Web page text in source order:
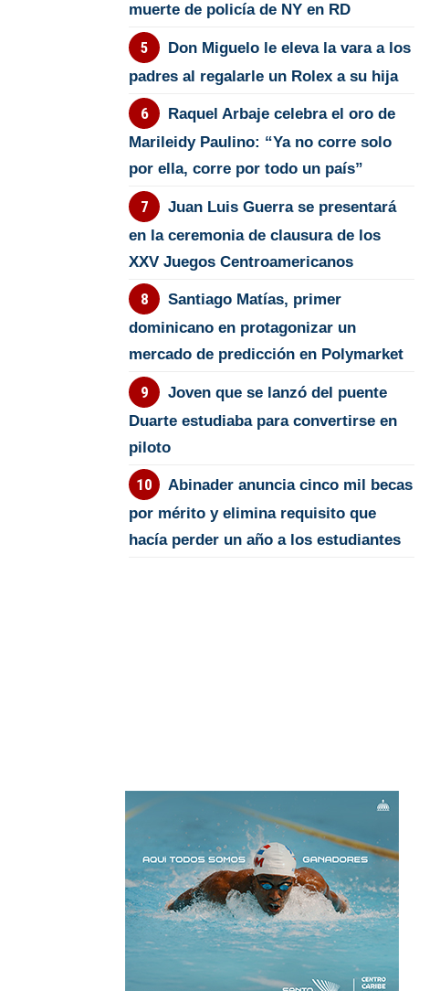
muerte de policía de NY en RD
Don Miguelo le eleva la vara a los
padres al regalarle un Rolex a su hija
Raquel Arbaje celebra el oro de
Marileidy Paulino: “Ya no corre solo
por ella, corre por todo un país”
Juan Luis Guerra se presentará
en la ceremonia de clausura de los
XXV Juegos Centroamericanos
Santiago Matías, primer
dominicano en protagonizar un
mercado de predicción en Polymarket
Joven que se lanzó del puente
Duarte estudiaba para convertirse en
piloto
Abinader anuncia cinco mil becas
por mérito y elimina requisito que
hacía perder un año a los estudiantes